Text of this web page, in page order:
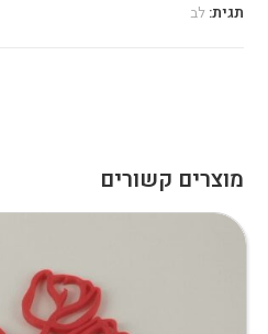
תגית:לב
מוצרים קשורים